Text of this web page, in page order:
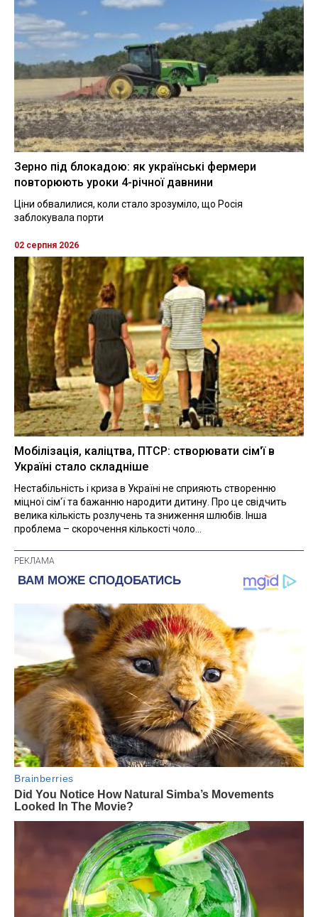
Зерно під блокадою: як українські фермери
повторюють уроки 4-річної давнини
Ціни обвалилися, коли стало зрозуміло, що Росія
заблокувала порти
02 серпня 2026
Мобілізація, каліцтва, ПТСР: створювати сім'ї в
Україні стало складніше
Нестабільність і криза в Україні не сприяють створенню
міцної сім'ї та бажанню народити дитину. Про це свідчить
велика кількість розлучень та зниження шлюбів. Інша
проблема – скорочення кількості чоло...